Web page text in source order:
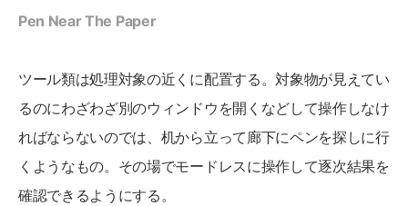
Pen Near The Paper
ツール類は処理対象の近くに配置する。対象物が見えてい
るのにわざわざ別のウィンドウを開くなどして操作しなけ
ればならないのでは、机から立って廊下にペンを探しに行
くようなもの。その場でモードレスに操作して逐次結果を
確認できるようにする。